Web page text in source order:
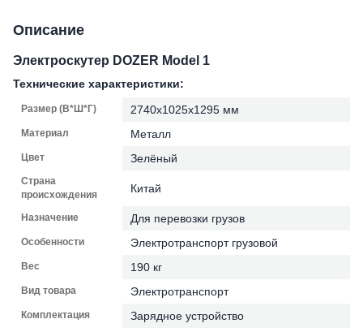
Описание
Электроскутер DOZER Model 1
Технические характеристики:
Размер (В*Ш*Г) 2740х1025х1295 мм
Материал Металл
Цвет Зелёный
Страна
происхождения
Китай
Назначение Для перевозки грузов
Особенности Электротранспорт грузовой
Вес 190 кг
Вид товара Электротранспорт
Комплектация Зарядное устройство